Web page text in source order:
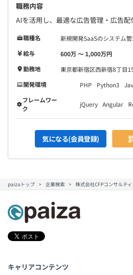
職務内容
AIを活用し、最適な広告管理・広告
職種名
新規開発SaaSのシステム管
給与
600万 〜 1,000万円
勤務地
東京都新宿区西新宿8丁目
開発環境
PHP Python3
フレームワー
ク
jQuery Angular
気になる(会員登録)
paizaトップ 企業検索 株式会社CFPコンサルテ
キャリアコンテンツ